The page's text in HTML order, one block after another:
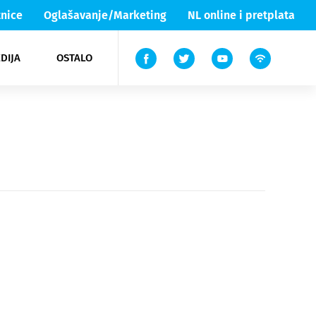
Oglašavanje/Marketing NL online i pretplata
OSTALO
Lika & Senj
TV